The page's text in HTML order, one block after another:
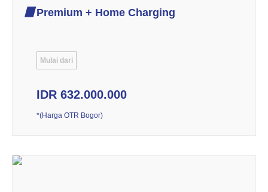
Premium + Home Charging
Mulai dari
IDR 632.000.000
*(Harga OTR Bogor)